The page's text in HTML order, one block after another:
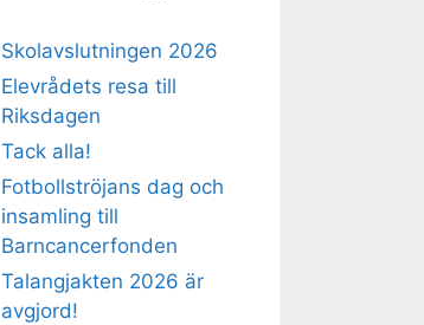
Skolavslutningen 2026
Elevrådets resa till
Riksdagen
Tack alla!
Fotbollströjans dag och
insamling till
Barncancerfonden
Talangjakten 2026 är
avgjord!